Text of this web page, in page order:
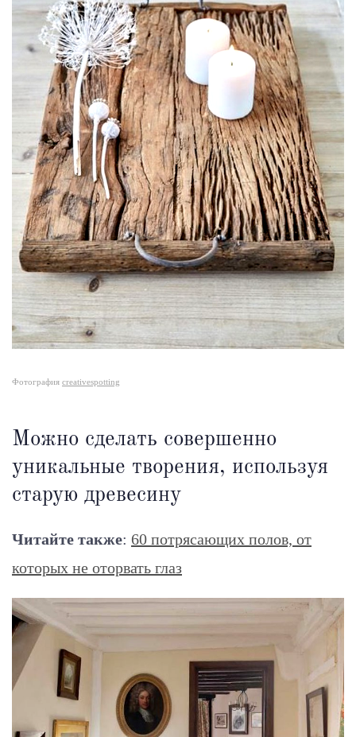
Фотография creativespotting
Можно сделать совершенно
уникальные творения, используя
старую древесину
Читайте также: 60 потрясающих полов, от
которых не оторвать глаз